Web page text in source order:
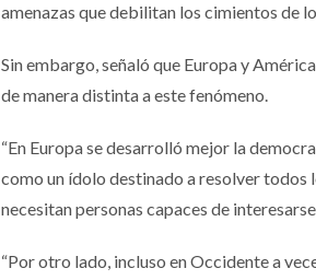
amenazas que debilitan los cimientos de
Sin embargo, señaló que Europa y
de manera distinta a este fenómeno.
“En Europa se desarrolló mejor la
como un ídolo destinado a resolver todos
necesitan personas capaces de
“Por otro lado, incluso en Occidente a